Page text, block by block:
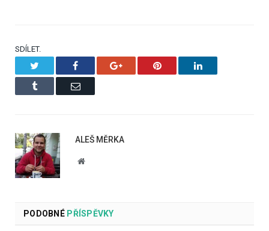
SDÍLET.
Facebook Google+ Pinterest LinkedIn
Tumblr Email
ALEŠ MĚRKA
Website
PODOBNÉPŘÍSPĚVKY